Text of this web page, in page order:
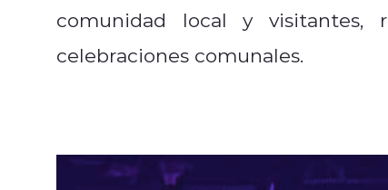
comunidad local y visitantes,
celebraciones comunales.